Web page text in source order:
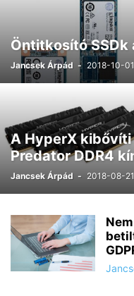
Öntitkosító
Jancsek Árpád - 2018-10-01
A HyperX kibővíti
Predator DDR4
Jancsek Árpád - 2018-08-21